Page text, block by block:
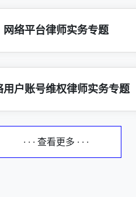
网络平台律师实务专题
用户账号维权律师实务专题
· · · 查看更多 · · ·